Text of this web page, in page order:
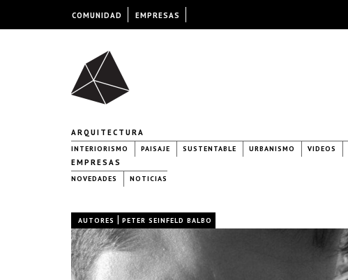
ARQUITECTURA
INTERIORISMO PAISAJE SUSTENTABLE URBANISMO VIDEOS
EMPRESAS
NOVEDADES NOTICIAS
AUTORES | PETER SEINFELD BALBO
COMUNIDAD EMPRESAS